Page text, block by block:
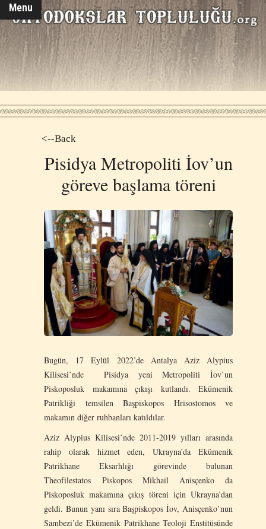
Menu
<--Back
Pisidya Metropoliti İov’un
göreve başlama töreni
Bugün, 17 Eylül 2022’de Antalya Aziz Alypius
Kilisesi’nde Pisidya yeni Metropoliti İov’un
Piskoposluk makamına çıkışı kutlandı. Ekümenik
Patrikliği temsilen Başpiskopos Hrisostomos ve
makamın diğer ruhbanları katıldılar.
Aziz Alypius Kilisesi’nde 2011-2019 yılları arasında
rahip olarak hizmet eden, Ukrayna’da Ekümenik
Patrikhane Eksarhlığı görevinde bulunan
Theofilestatos Piskopos Mikhail Anisçenko da
Piskoposluk makamına çıkış töreni için Ukrayna’dan
geldi. Bunun yanı sıra Başpiskopos İov, Anisçenko’nun
Sambezi’de Ekümenik Patrikhane Teoloji Enstitüsünde